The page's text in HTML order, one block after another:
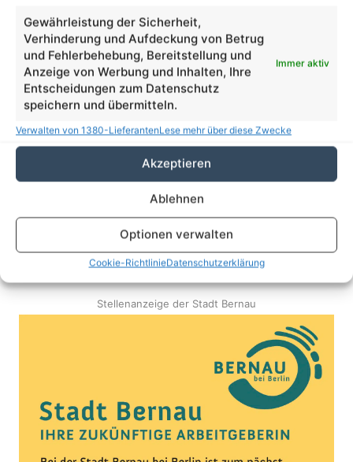
Gewährleistung der Sicherheit,
Verhinderung und Aufdeckung von Betrug
und Fehlerbehebung, Bereitstellung und
Anzeige von Werbung und Inhalten, Ihre
Entscheidungen zum Datenschutz
speichern und übermitteln.
Immer aktiv
Verwalten von 1380-LieferantenLese mehr über diese Zwecke
Akzeptieren
Ablehnen
Optionen verwalten
Cookie-RichtlinieDatenschutzerklärung
Einzelne Wolken
21 ℃
Fr.
26 ℃
Sa.
31 ℃
So.
Danke dafür!62.048
Follower
Stellenanzeige der Stadt Bernau